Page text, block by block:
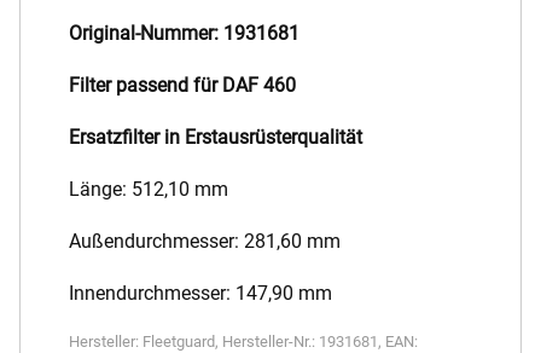
Original-Nummer: 1931681
Filter passend für DAF 460
Ersatzfilter in Erstausrüsterqualität
Länge: 512,10 mm
Außendurchmesser: 281,60 mm
Innendurchmesser: 147,90 mm
Hersteller: Fleetguard , Hersteller-Nr.: 1931681 , EAN: